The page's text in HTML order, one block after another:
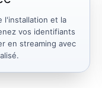
l'installation et la
vos identifiants
en streaming avec